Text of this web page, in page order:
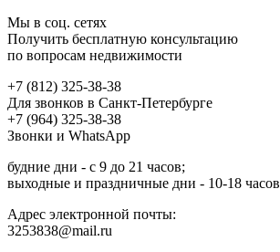
Мы в соц. сетях
Получить бесплатную консультацию
по вопросам недвижимости
+7 (812) 325-38-38
Для звонков в Санкт-Петербурге
+7 (964) 325-38-38
Звонки и WhatsApp
будние дни - с 9 до 21 часов;
выходные и праздничные дни - 10-18 часов
Адрес электронной почты:
3253838@mail.ru